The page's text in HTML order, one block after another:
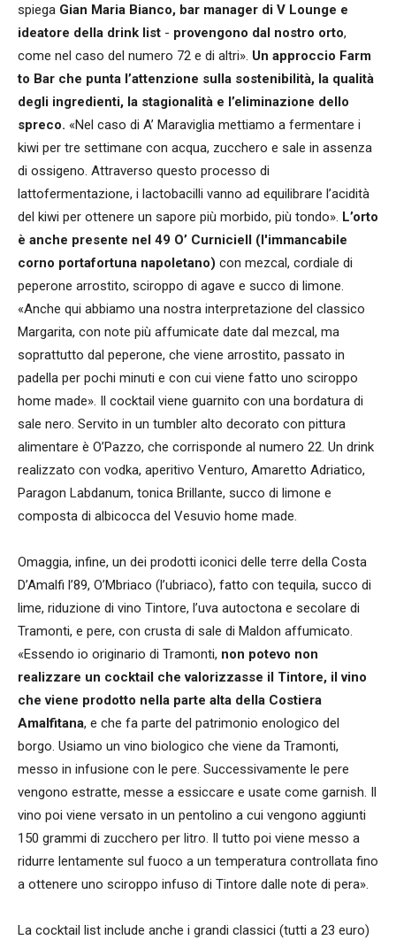
spiega Gian Maria Bianco, bar manager di V Lounge e
ideatore della drink list - provengono dal nostro orto,
come nel caso del numero 72 e di altri». Un approccio Farm
to Bar che punta l’attenzione sulla sostenibilità, la qualità
degli ingredienti, la stagionalità e l’eliminazione dello
spreco. «Nel caso di A’ Maraviglia mettiamo a fermentare i
kiwi per tre settimane con acqua, zucchero e sale in assenza
di ossigeno. Attraverso questo processo di
lattofermentazione, i lactobacilli vanno ad equilibrare l’acidità
del kiwi per ottenere un sapore più morbido, più tondo». L’orto
è anche presente nel 49 O’ Curniciell (l'immancabile
corno portafortuna napoletano) con mezcal, cordiale di
peperone arrostito, sciroppo di agave e succo di limone.
«Anche qui abbiamo una nostra interpretazione del classico
Margarita, con note più affumicate date dal mezcal, ma
soprattutto dal peperone, che viene arrostito, passato in
padella per pochi minuti e con cui viene fatto uno sciroppo
home made». Il cocktail viene guarnito con una bordatura di
sale nero. Servito in un tumbler alto decorato con pittura
alimentare è O’Pazzo, che corrisponde al numero 22. Un drink
realizzato con vodka, aperitivo Venturo, Amaretto Adriatico,
Paragon Labdanum, tonica Brillante, succo di limone e
composta di albicocca del Vesuvio home made.
Omaggia, infine, un dei prodotti iconici delle terre della Costa
D’Amalfi l’89, O’Mbriaco (l’ubriaco), fatto con tequila, succo di
lime, riduzione di vino Tintore, l’uva autoctona e secolare di
Tramonti, e pere, con crusta di sale di Maldon affumicato.
«Essendo io originario di Tramonti, non potevo non
realizzare un cocktail che valorizzasse il Tintore, il vino
che viene prodotto nella parte alta della Costiera
Amalfitana, e che fa parte del patrimonio enologico del
borgo. Usiamo un vino biologico che viene da Tramonti,
messo in infusione con le pere. Successivamente le pere
vengono estratte, messe a essiccare e usate come garnish. Il
vino poi viene versato in un pentolino a cui vengono aggiunti
150 grammi di zucchero per litro. Il tutto poi viene messo a
ridurre lentamente sul fuoco a un temperatura controllata fino
a ottenere uno sciroppo infuso di Tintore dalle note di pera».
La cocktail list include anche i grandi classici (tutti a 23 euro)